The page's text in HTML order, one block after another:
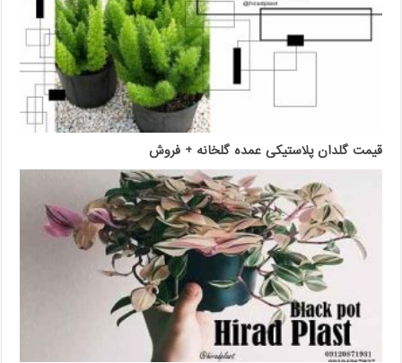
قیمت گلدان پلاستیکی عمده گلخانه + فروش